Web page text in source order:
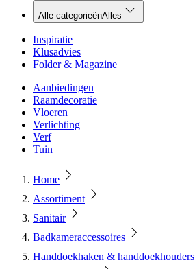
Alle categorieënAlles
Inspiratie
Klusadvies
Folder & Magazine
Aanbiedingen
Raamdecoratie
Vloeren
Verlichting
Verf
Tuin
Home
Assortiment
Sanitair
Badkameraccessoires
Handdoekhaken & handdoekhouders